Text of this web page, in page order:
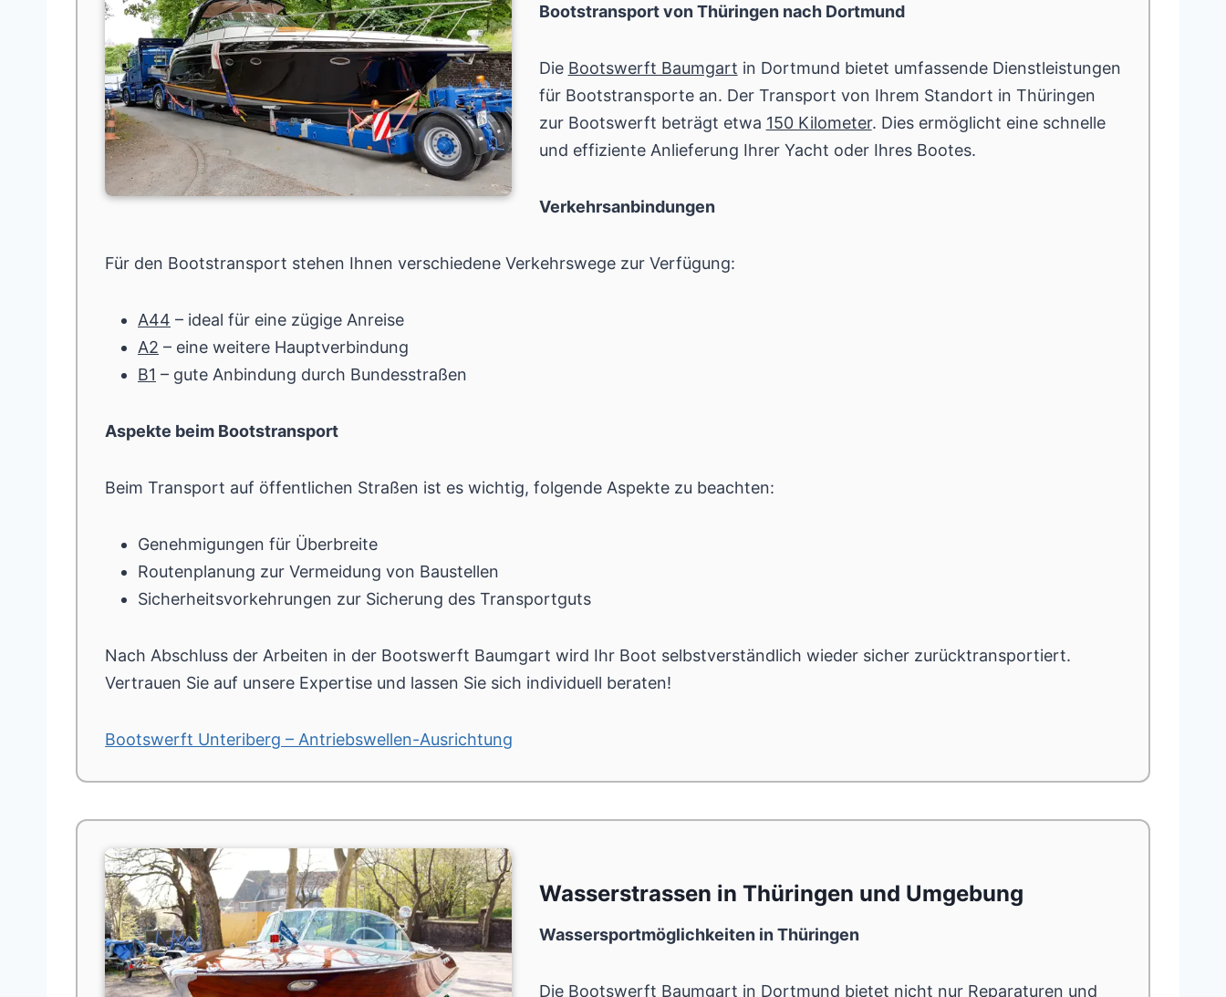
Bootstransport von Thüringen nach Dortmund
Die Bootswerft Baumgart in Dortmund bietet umfassende Dienstleistungen
für Bootstransporte an. Der Transport von Ihrem Standort in Thüringen
zur Bootswerft beträgt etwa 150 Kilometer. Dies ermöglicht eine schnelle
und effiziente Anlieferung Ihrer Yacht oder Ihres Bootes.
Verkehrsanbindungen
Für den Bootstransport stehen Ihnen verschiedene Verkehrswege zur Verfügung:
A44 – ideal für eine zügige Anreise
A2 – eine weitere Hauptverbindung
B1 – gute Anbindung durch Bundesstraßen
Aspekte beim Bootstransport
Beim Transport auf öffentlichen Straßen ist es wichtig, folgende Aspekte zu beachten:
Genehmigungen für Überbreite
Routenplanung zur Vermeidung von Baustellen
Sicherheitsvorkehrungen zur Sicherung des Transportguts
Nach Abschluss der Arbeiten in der Bootswerft Baumgart wird Ihr Boot selbstverständlich wieder sicher zurücktransportiert.
Vertrauen Sie auf unsere Expertise und lassen Sie sich individuell beraten!
Bootswerft Unteriberg – Antriebswellen-Ausrichtung
Wasserstrassen in Thüringen und Umgebung
Wassersportmöglichkeiten in Thüringen
Die Bootswerft Baumgart in Dortmund bietet nicht nur Reparaturen und